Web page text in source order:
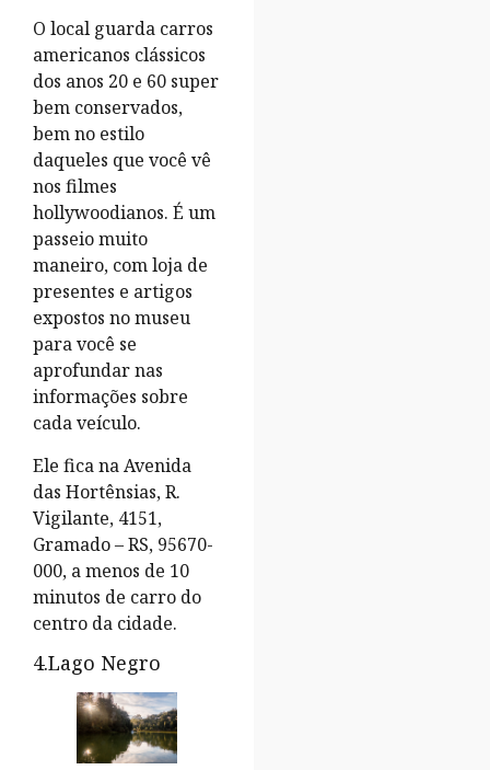
O local guarda carros
americanos clássicos
dos anos 20 e 60 super
bem conservados,
bem no estilo
daqueles que você vê
nos filmes
hollywoodianos. É um
passeio muito
maneiro, com loja de
presentes e artigos
expostos no museu
para você se
aprofundar nas
informações sobre
cada veículo.
Ele fica na Avenida
das Hortênsias, R.
Vigilante, 4151,
Gramado – RS, 95670-
000, a menos de 10
minutos de carro do
centro da cidade.
4.Lago Negro